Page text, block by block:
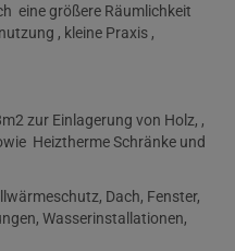
eine größere Räumlichkeit
, kleine Praxis ,
zur Einlagerung von Holz, ,
Heiztherme Schränke und
Dach, Fenster,
Wasserinstallationen,